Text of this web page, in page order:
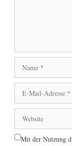
Mail-
Adresse
Mit der Nutzung